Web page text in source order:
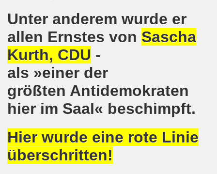
Unter anderem wurde er
allen Ernstes von Sascha
Kurth, CDU -
als »einer der
größten Antidemokraten
hier im Saal« beschimpft.
Hier wurde eine rote Linie
überschritten!
Bewegung mit breiter Themenpalette
Bewegung am 06.11.2017 - Auf nach Bonn zur großen
am 11.11.2017 in Bonn
protestiert und demonstriert entschieden gegen
Bewegung mit breit gefächerter Themen-Palette
protestiert: Faschist filmt Protestaktion - von
für Monika Gärtner-Engel und die MLPD